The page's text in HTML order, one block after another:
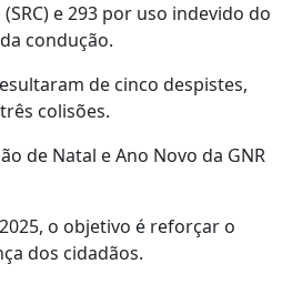
e 293 por uso indevido do
condução.
de cinco despistes,
colisões.
de Natal e Ano Novo da GNR
o objetivo é reforçar o
dos cidadãos.